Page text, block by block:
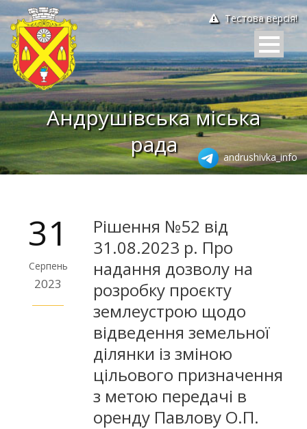
Тестова версія!
Андрушівська міська
рада
andrushivka_info
31
Серпень
2023
Рішення №52 від
31.08.2023 р. Про
надання дозволу на
розробку проєкту
землеустрою щодо
відведення земельної
ділянки із зміною
цільового призначення
з метою передачі в
оренду Павлову О.П.